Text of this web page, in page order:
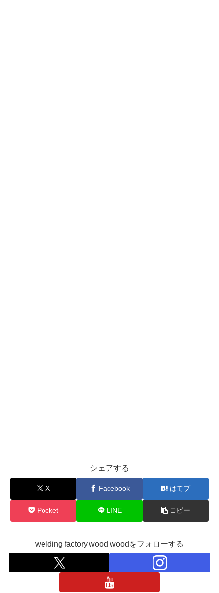
シェアする
X Facebook はてブ
Pocket LINE コピー
welding factory.wood woodをフォローする